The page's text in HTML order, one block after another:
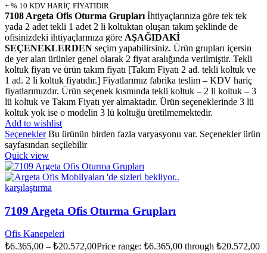
+ % 10 KDV HARİÇ FİYATIDIR.
7108 Argeta Ofis Oturma Grupları İhtiyaçlarınıza göre tek tek
yada 2 adet tekli 1 adet 2 li koltuktan oluşan takım şeklinde de
ofisinizdeki ihtiyaçlarınıza göre AŞAĞIDAKİ
SEÇENEKLERDEN seçim yapabilirsiniz. Ürün grupları içersin
de yer alan ürünler genel olarak 2 fiyat aralığında verilmiştir. Tekli
koltuk fiyatı ve ürün takım fiyatı [Takım Fiyatı 2 ad. tekli koltuk ve
1 ad. 2 li koltuk fiyatıdır.] Fiyatlarımız fabrika teslim – KDV hariç
fiyatlarımızdır. Ürün seçenek kısmında tekli koltuk – 2 li koltuk – 3
lü koltuk ve Takım Fiyatı yer almaktadır. Ürün seçeneklerinde 3 lü
koltuk yok ise o modelin 3 lü koltuğu üretilmemektedir.
Add to wishlist
Seçenekler Bu ürünün birden fazla varyasyonu var. Seçenekler ürün
sayfasından seçilebilir
Quick view
karşılaştırma
7109 Argeta Ofis Oturma Grupları
Ofis Kanepeleri
₺6.365,00 – ₺20.572,00Price range: ₺6.365,00 through ₺20.572,00